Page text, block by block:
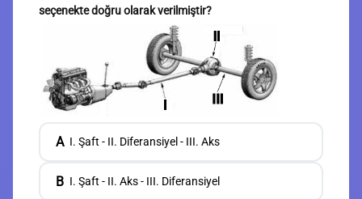
seçenekte doğru olarak verilmiştir?
A I. Şaft - II. Diferansiyel - III. Aks
B I. Şaft - II. Aks - III. Diferansiyel